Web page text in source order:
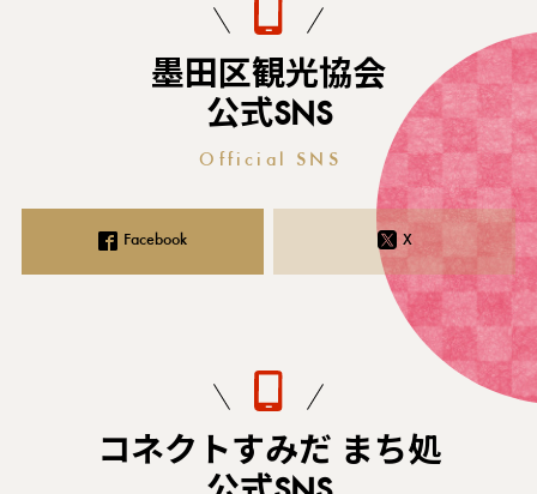
墨田区観光協会
公式SNS
Official SNS
Facebook X
コネクトすみだ まち処